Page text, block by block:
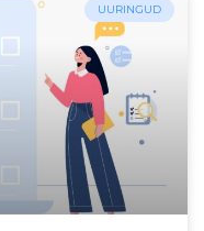
UURINGUD